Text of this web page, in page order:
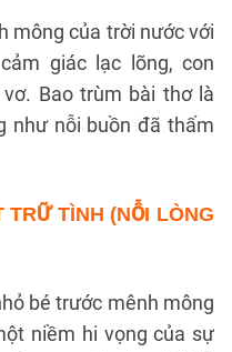
mông của trời nước với
giác lạc lõng, con
Bao trùm bài thơ là
như nỗi buồn đã thấm
TÌNH (NỖI LÒNG
bé trước mênh mông
niềm hi vọng của sự